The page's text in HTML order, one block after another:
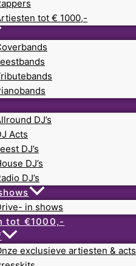
tot € 1000,-
DJ’s
Acts
DJ’s
DJ’s
DJ’s
in shows
tot €1000,-
exclusieve artiesten & acts